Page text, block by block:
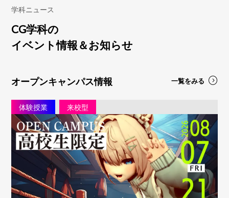
学科ニュース
CG学科の
イベント情報＆お知らせ
オープンキャンパス情報
体験授業 来校型
一覧をみる